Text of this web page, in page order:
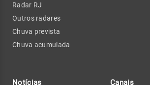
Radar RJ
Outros radares
Chuva prevista
Chuva acumulada
Notícias Canais